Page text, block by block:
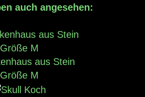
auch angesehen:
aus Stein
Größe M